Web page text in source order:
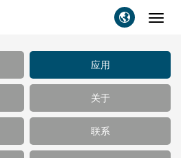
应用
关于
联系